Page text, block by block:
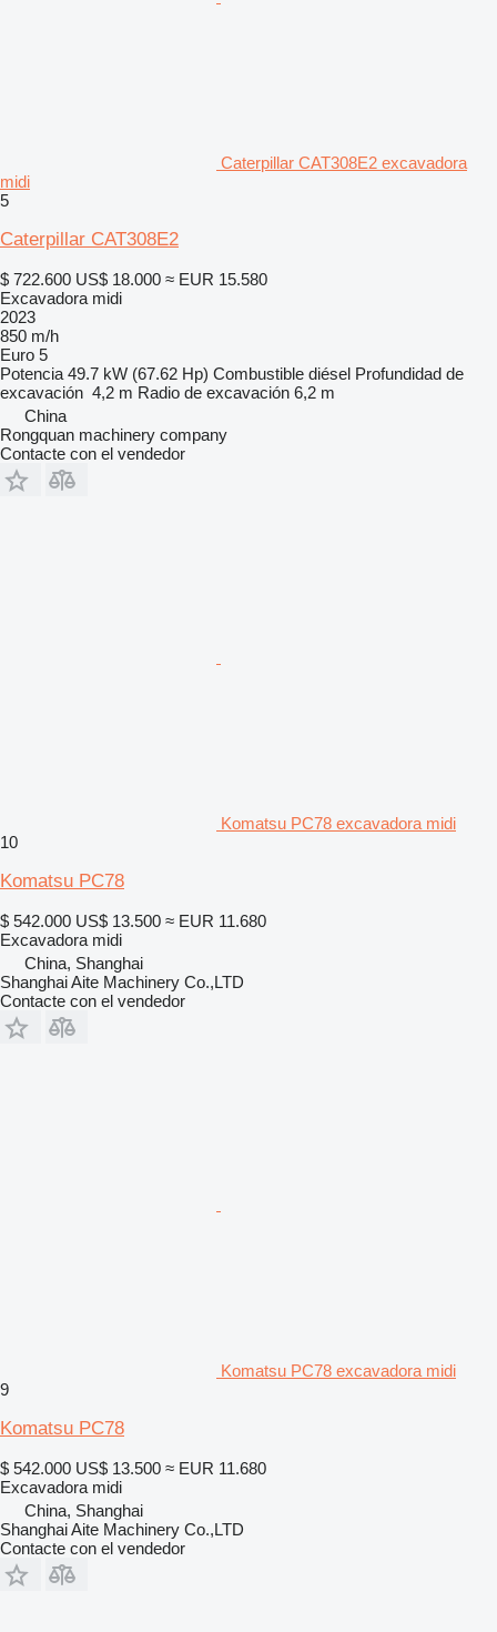
Caterpillar CAT308E2 excavadora
midi
5
Caterpillar CAT308E2
$ 722.600 US$ 18.000 ≈ EUR 15.580
Excavadora midi
2023
850 m/h
Euro 5
Potencia 49.7 kW (67.62 Hp) Combustible diésel Profundidad de
excavación 4,2 m Radio de excavación 6,2 m
China
Rongquan machinery company
Contacte con el vendedor
Komatsu PC78 excavadora midi
10
Komatsu PC78
$ 542.000 US$ 13.500 ≈ EUR 11.680
Excavadora midi
China, Shanghai
Shanghai Aite Machinery Co.,LTD
Contacte con el vendedor
Komatsu PC78 excavadora midi
9
Komatsu PC78
$ 542.000 US$ 13.500 ≈ EUR 11.680
Excavadora midi
China, Shanghai
Shanghai Aite Machinery Co.,LTD
Contacte con el vendedor